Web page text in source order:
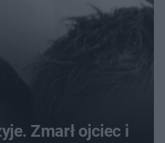
Zmarł ojciec i